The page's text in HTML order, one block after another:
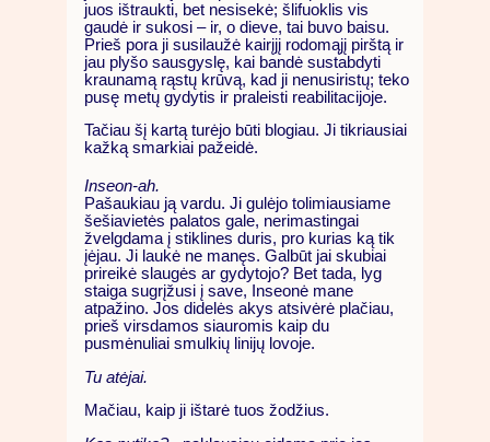
juos ištraukti, bet nesisekė; šlifuoklis vis
gaudė ir sukosi – ir, o dieve, tai buvo baisu.
Prieš pora ji susilaužė kairįjį rodomąjį pirštą ir
jau plyšo sausgyslę, kai bandė sustabdyti
kraunamą rąstų krūvą, kad ji nenusiristų; teko
pusę metų gydytis ir praleisti reabilitacijoje.
Tačiau šį kartą turėjo būti blogiau. Ji tikriausiai
kažką smarkiai pažeidė.
Inseon-ah.
Pašaukiau ją vardu. Ji gulėjo tolimiausiame
šešiavietės palatos gale, nerimastingai
žvelgdama į stiklines duris, pro kurias ką tik
įėjau. Ji laukė ne manęs. Galbūt jai skubiai
prireikė slaugės ar gydytojo? Bet tada, lyg
staiga sugrįžusi į save, Inseonė mane
atpažino. Jos didelės akys atsivėrė plačiau,
prieš virsdamos siauromis kaip du
pusmėnuliai smulkių linijų lovoje.
Tu atėjai.
Mačiau, kaip ji ištarė tuos žodžius.